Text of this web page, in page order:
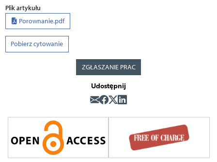
Plik artykułu
Porownanie.pdf
Pobierz cytowanie
ZGŁASZANIE PRAC
Udostępnij